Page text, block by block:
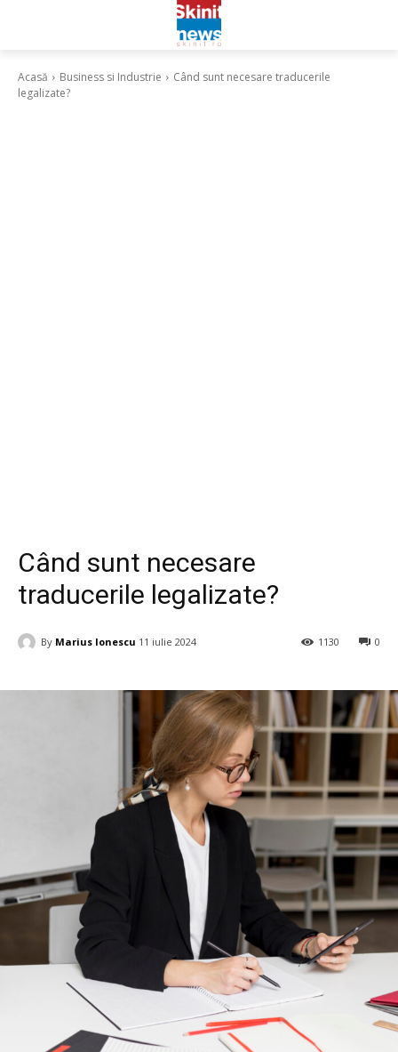
Acasă Business si Industrie
Când sunt necesare traducerile
legalizate?
Când sunt necesare
traducerile legalizate?
By Marius Ionescu 11 iulie 2024 0
1130